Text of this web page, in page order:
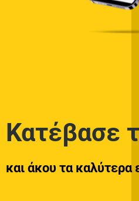
Κατέβασε
και άκου τα καλύτερα